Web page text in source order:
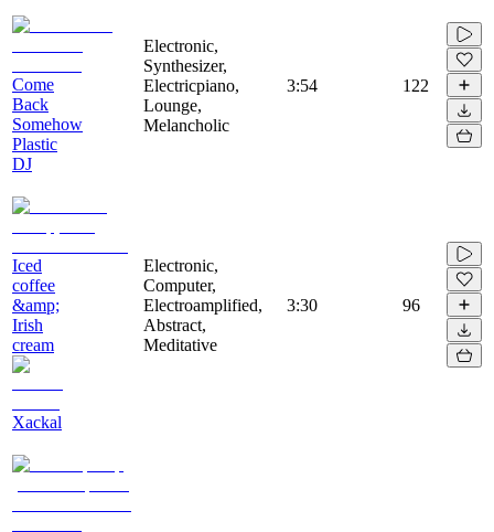
Come
Back
Somehow
Plastic
DJ
Electronic,
Synthesizer,
Electricpiano,
Lounge,
Melancholic
3:54 122
Iced
coffee
&amp;
Irish
cream
Xackal
Electronic,
Computer,
Electroamplified,
Abstract,
Meditative
3:30 96